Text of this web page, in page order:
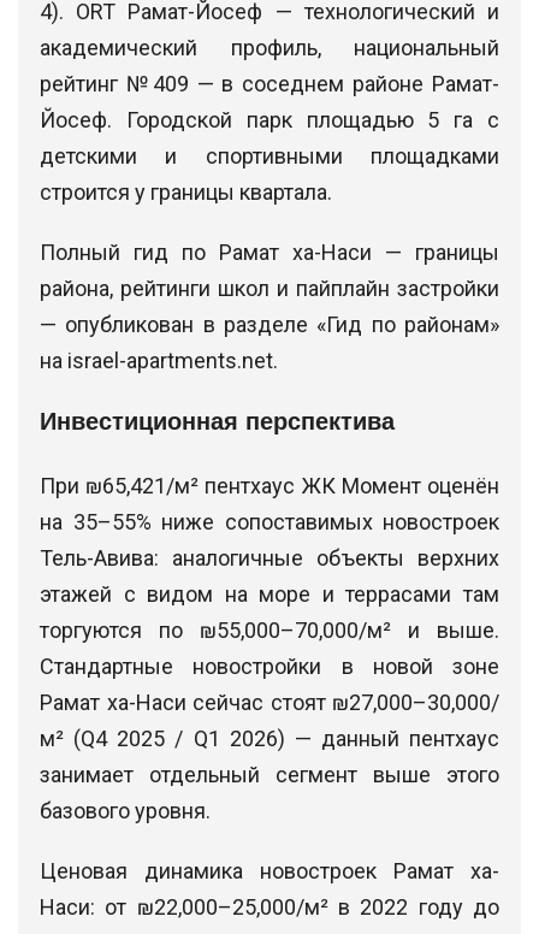
4). ORT Рамат-Йосеф — технологический и
академический профиль, национальный
рейтинг №409 — в соседнем районе Рамат-
Йосеф. Городской парк площадью 5 га с
детскими и спортивными площадками
строится у границы квартала.
Полный гид по Рамат ха-Наси — границы
района, рейтинги школ и пайплайн застройки
— опубликован в разделе «Гид по районам»
на israel-apartments.net.
Инвестиционная перспектива
При ₪65,421/м² пентхаус ЖК Момент оценён
на 35–55% ниже сопоставимых новостроек
Тель-Авива: аналогичные объекты верхних
этажей с видом на море и террасами там
торгуются по ₪55,000–70,000/м² и выше.
Стандартные новостройки в новой зоне
Рамат ха-Наси сейчас стоят ₪27,000–30,000/
м² (Q4 2025 / Q1 2026) — данный пентхаус
занимает отдельный сегмент выше этого
базового уровня.
Ценовая динамика новостроек Рамат ха-
Наси: от ₪22,000–25,000/м² в 2022 году до